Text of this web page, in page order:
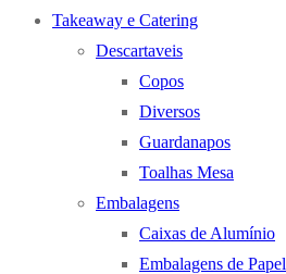
Takeaway e Catering
Descartaveis
Copos
Diversos
Guardanapos
Toalhas Mesa
Embalagens
Caixas de Alumínio
Embalagens de Papel